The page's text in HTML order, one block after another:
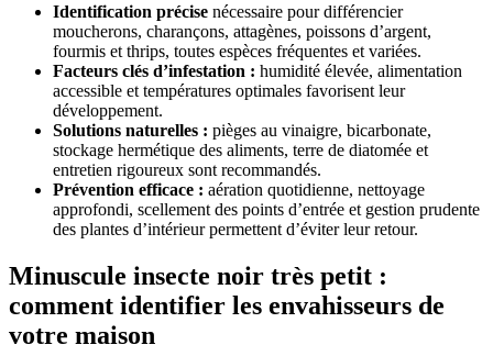
Identification précise nécessaire pour différencier
moucherons, charançons, attagènes, poissons d’argent,
fourmis et thrips, toutes espèces fréquentes et variées.
Facteurs clés d’infestation : humidité élevée, alimentation
accessible et températures optimales favorisent leur
développement.
Solutions naturelles : pièges au vinaigre, bicarbonate,
stockage hermétique des aliments, terre de diatomée et
entretien rigoureux sont recommandés.
Prévention efficace : aération quotidienne, nettoyage
approfondi, scellement des points d’entrée et gestion prudente
des plantes d’intérieur permettent d’éviter leur retour.
Minuscule insecte noir très petit :
comment identifier les envahisseurs de
votre maison